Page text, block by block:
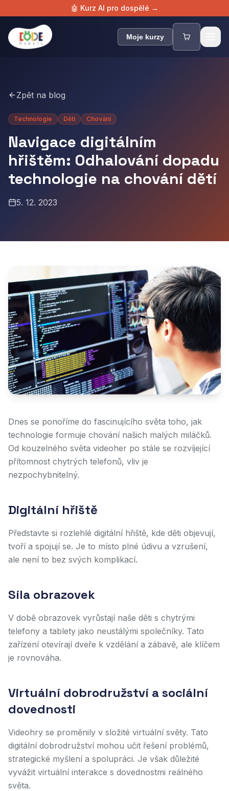
🤖 Kurz AI pro dospělé →
Zpět na blog
Technologie Děti Chování
Navigace digitálním
hřištěm: Odhalování dopadu
technologie na chování dětí
5. 12. 2023
Dnes se ponoříme do fascinujícího světa toho, jak
technologie formuje chování našich malých miláčků.
Od kouzelného světa videoher po stále se rozvíjející
přítomnost chytrých telefonů, vliv je
nezpochybnitelný.
Digitální hřiště
Představte si rozlehlé digitální hřiště, kde děti objevují,
tvoří a spojují se. Je to místo plné údivu a vzrušení,
ale není to bez svých komplikací.
Síla obrazovek
V době obrazovek vyrůstají naše děti s chytrými
telefony a tablety jako neustálými společníky. Tato
zařízení otevírají dveře k vzdělání a zábavě, ale klíčem
je rovnováha.
Virtuální dobrodružství a sociální
dovednosti
Videohry se proměnily v složité virtuální světy. Tato
digitální dobrodružství mohou učit řešení problémů,
strategické myšlení a spolupráci. Je však důležité
vyvážit virtuální interakce s dovednostmi reálného
světa.